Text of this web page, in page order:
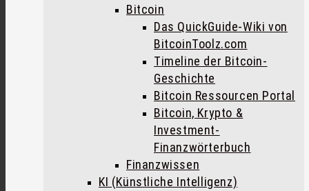
Bitcoin
Das QuickGuide-Wiki von
BitcoinToolz.com
Timeline der Bitcoin-
Geschichte
Bitcoin Ressourcen Portal
Bitcoin, Krypto &
Investment-
Finanzwörterbuch
Finanzwissen
KI (Künstliche Intelligenz)